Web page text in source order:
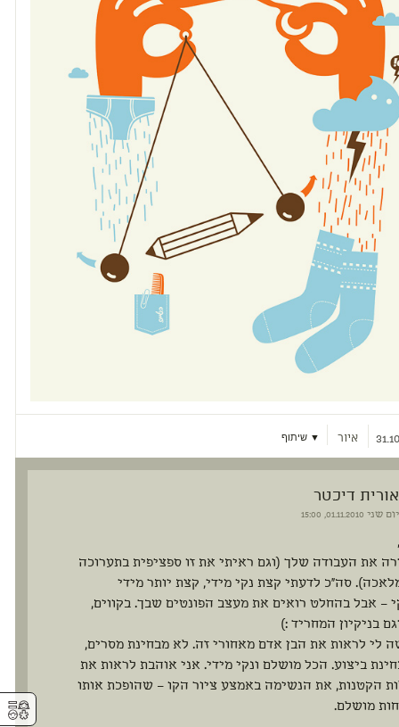
איור ▼ שיתוף
אורית דיכטר
יום שני
את העבודה שלך (וגם ראיתי את זו ספציפית בתערוכה
סה"כ לדעתי קצת נקי מידי, קצת יותר מידי
– אבל בהחלט רואים את מעצב הפונטים שבך. בקווים,
בניקיון המחריד :)
לי לראות את הבן אדם מאחורי זה. לא מבחינת מסרים,
ביצוע. הכל מושלם ונקי מידי. אני אוהבת לראות את
הקטנות, את הנשימה באמצע ציור הקו – שהופכת אותו
מושלם.
⚥︎